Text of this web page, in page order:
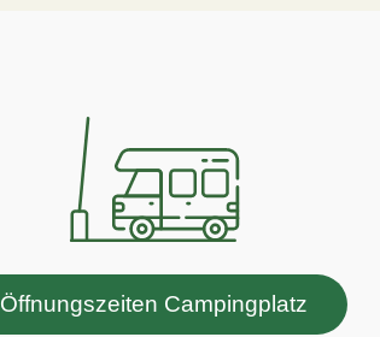
Öffnungszeiten Campingplatz